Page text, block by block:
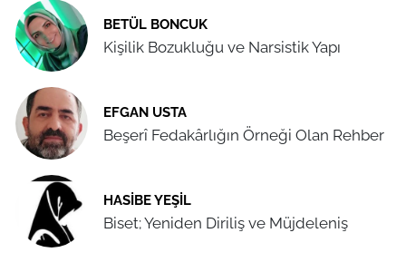
BETÜL BONCUK
Kişilik Bozukluğu ve Narsistik Yapı
EFGAN USTA
Beşerî Fedakârlığın Örneği Olan Rehber
HASIBE YEŞIL
Biset; Yeniden Diriliş ve Müjdeleniş